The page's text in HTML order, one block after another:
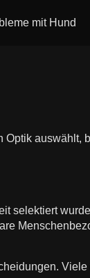
mit Hund
auswählt,
selektiert